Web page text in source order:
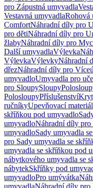
pro Zápustná umyvadla
Vestavná umyvadlaRohová
ComfortNáhradní díly pro
pro dětiNáhradní díly pro
žlabyNáhradní díly pro
Další umyvadlaVýlevka
VýlevkaVýlevkyNáhradní
dřezNáhradní díly pro
umyvadloUmyvadla pro
pro SloupySloupy
PolosloupyPříslušenství
ručníkyUpevňovací materiál
skříňkou pod umyvadlo
umyvadloNáhradní díly pro
umyvadloSady umyvadla
pro Sady umyvadla se
umyvadla se skříňkou pod
nábytkového umyvadla se
nábytekSkříňky pod
umyvadloPro umývátka
umyvadlaNáhradní díly pro